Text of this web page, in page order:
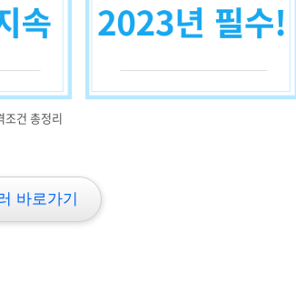
조건 총정리
바로가기